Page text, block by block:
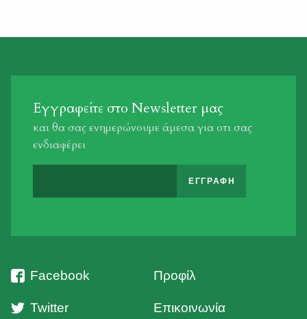
Εγγραφείτε στο Newsletter μας
και θα σας ενημερώνουμε άμεσα για οτι σας
ενδιαφέρει
Facebook
Twitter
Προφίλ
Επικοινωνία